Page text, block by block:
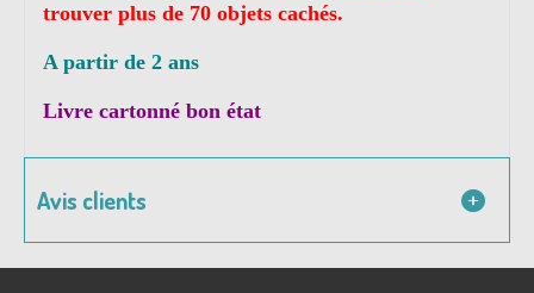
trouver plus de 70 objets cachés.
A partir de 2 ans
Livre cartonné bon état
Avis clients